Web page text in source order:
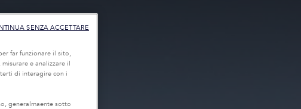
far funzionare il sito,
e analizzare il
di interagire con i
generalmaente sotto
SENZA ACCETTARE